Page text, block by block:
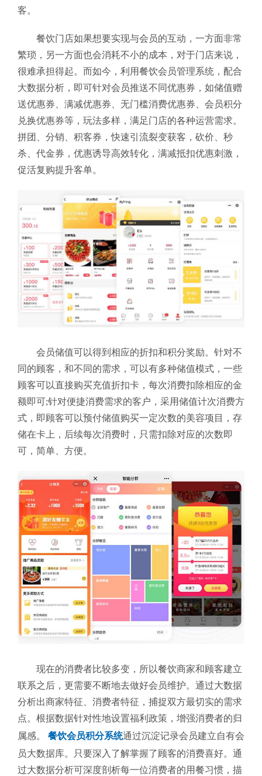
客。
餐饮门店如果想要实现与会员的互动，一方面非常
繁琐，另一方面也会消耗不小的成本，对于门店来说，
很难承担得起。而如今，利用餐饮会员管理系统，配合
大数据分析，即可针对会员推送不同优惠券，如储值赠
送优惠券、满减优惠券、无门槛消费优惠券、会员积分
兑换优惠券等，玩法多样，满足门店的各种运营需求。
拼团、分销、积客券，快速引流裂变获客，砍价、秒
杀、代金券，优惠诱导高效转化，满减抵扣优惠刺激，
促活复购提升客单。
会员储值可以得到相应的折扣和积分奖励。针对不
同的顾客，和不同的需求，可以有多种储值模式，一些
顾客可以直接购买充值折扣卡，每次消费扣除相应的金
额即可;针对便捷消费需求的客户，采用储值计次消费方
式，即顾客可以预付储值购买一定次数的美容项目，存
储在卡上，后续每次消费时，只需扣除对应的次数即
可，简单、方便。
现在的消费者比较多变，所以餐饮商家和顾客建立
联系之后，更需要不断地去做好会员维护。通过大数据
分析出商家特征、消费者特征，捕捉双方最切实的需求
点。根据数据针对性地设置福利政策，增强消费者的归
属感。 餐饮会员积分系统通过沉淀记录会员建立自有会
员大数据库。只要深入了解掌握了顾客的消费喜好。通
过大数据分析可深度剖析每一位消费者的用餐习惯，描